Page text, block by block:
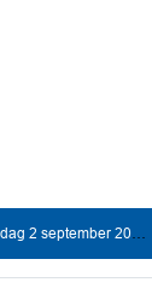
2 september 2025)